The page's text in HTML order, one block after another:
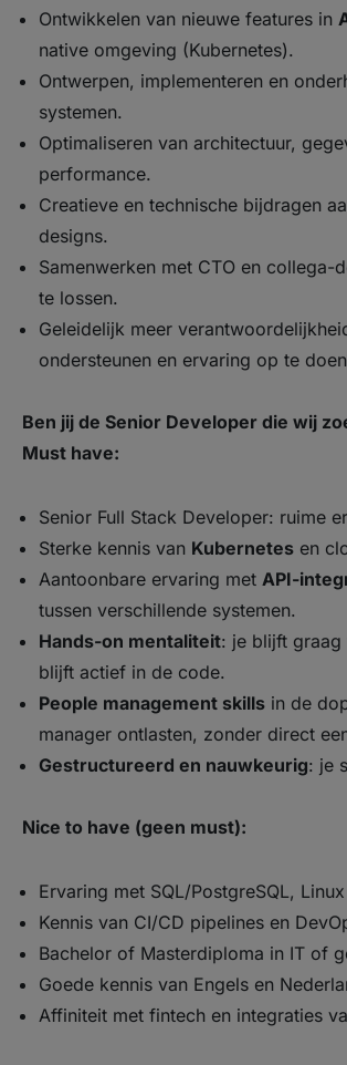
Ontwikkelen van nieuwe features in
native omgeving (Kubernetes).
Ontwerpen, implementeren en
systemen.
Optimaliseren van architectuur,
performance.
Creatieve en technische bijdragen
designs.
Samenwerken met CTO en
te lossen.
Geleidelijk meer
ondersteunen en ervaring op te
Ben jij de Senior Developer die wij
Must have:
Senior Full Stack Developer: ruime
Sterke kennis van Kubernetes en
Aantoonbare ervaring met API-
tussen verschillende systemen.
Hands-on mentaliteit: je blijft graag
blijft actief in de code.
People management skills in de
manager ontlasten, zonder direct
Gestructureerd en nauwkeurig: je
Nice to have (geen must):
Ervaring met SQL/PostgreSQL,
Kennis van CI/CD pipelines en
Bachelor of Masterdiploma in IT of
Goede kennis van Engels en
Affiniteit met fintech en integraties